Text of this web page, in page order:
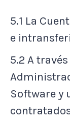
5.1 La
e
5.2 A
Software y